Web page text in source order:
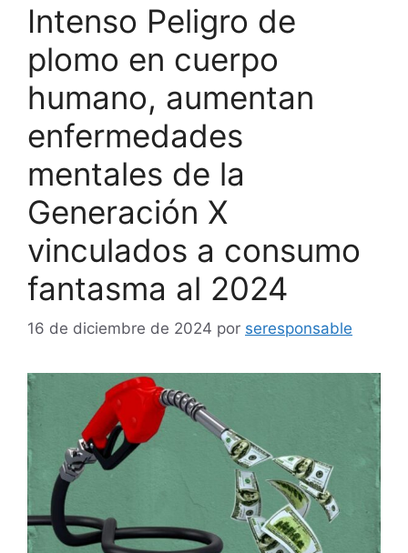
Intenso Peligro de
plomo en cuerpo
humano, aumentan
enfermedades
mentales de la
Generación X
vinculados a consumo
fantasma al 2024
16 de diciembre de 2024 por seresponsable